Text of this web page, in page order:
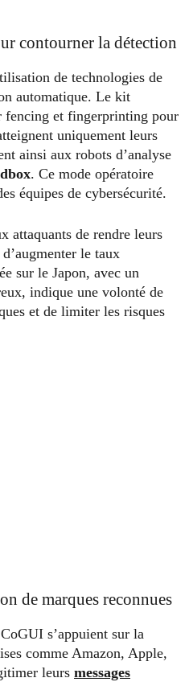
contourner la détection
de technologies de
automatique. Le kit
fencing et fingerprinting pour
uniquement leurs
ainsi aux robots d’analyse
. Ce mode opératoire
équipes de cybersécurité.
attaquants de rendre leurs
le taux
sur le Japon, avec un
indique une volonté de
et de limiter les risques
de marques reconnues
s’appuient sur la
comme Amazon, Apple,
leurs messages